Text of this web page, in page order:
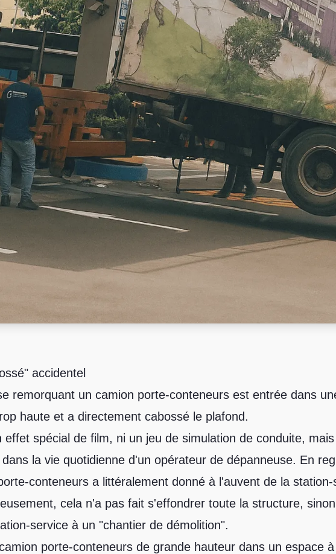
accidentel
remorquant un camion porte-conteneurs est entrée dans
haute et a directement cabossé le plafond.
effet spécial de film, ni un jeu de simulation de conduite,
la vie quotidienne d'un opérateur de dépanneuse. En
conteneurs a littéralement donné à l'auvent de la
cela n'a pas fait s'effondrer toute la structure,
service à un "chantier de démolition".
porte-conteneurs de grande hauteur dans un espace